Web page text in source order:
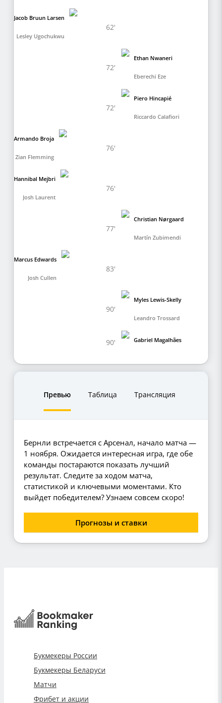
Lesley Ugochukwu
Jacob Bruun Larsen
62'
72'
Ethan Nwaneri
Eberechi Eze
72'
Piero Hincapié
Riccardo Calafiori
Zian Flemming
Armando Broja
76'
Josh Laurent
Hannibal Mejbri
76'
77'
Christian Nørgaard
Martín Zubimendi
Josh Cullen
Marcus Edwards
83'
90'
Myles Lewis-Skelly
Leandro Trossard
90' Gabriel Magalhães
Превью Таблица Трансляция
Бернли встречается с Арсенал, начало матча —
1 ноября. Ожидается интересная игра, где обе
команды постараются показать лучший
результат. Следите за ходом матча,
статистикой и ключевыми моментами. Кто
выйдет победителем? Узнаем совсем скоро!
Прогнозы и ставки
Букмекеры России
Букмекеры Беларуси
Матчи
Фрибет и акции